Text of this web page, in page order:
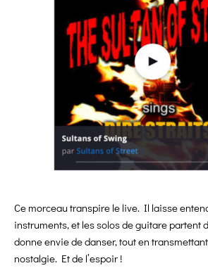
Ce morceau transpire le live. Il laisse
instruments, et les solos de guitare partent
donne envie de danser, tout en
nostalgie. Et de l’espoir !